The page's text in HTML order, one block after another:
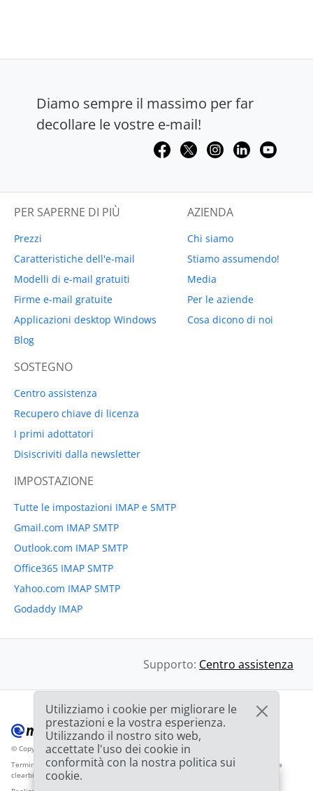
Diamo sempre il massimo per far
decollare le vostre e-mail!
PER SAPERNE DI PIÙ
Prezzi
Caratteristiche dell'e-mail
Modelli di e-mail gratuiti
Firme e-mail gratuite
Applicazioni desktop Windows
Blog
AZIENDA
Chi siamo
Stiamo assumendo!
Media
Per le aziende
Cosa dicono di noi
SOSTEGNO
Centro assistenza
Recupero chiave di licenza
I primi adottatori
Disiscriviti dalla newsletter
IMPOSTAZIONE
Tutte le impostazioni IMAP e SMTP
Gmail.com IMAP SMTP
Outlook.com IMAP SMTP
Office365 IMAP SMTP
Yahoo.com IMAP SMTP
Godaddy IMAP
Supporto: Centro assistenza
© Copyright 2012-2026 Mailbird™Tutti i diritti riservati.
Termini di servizio Informativa sulla privacy Mappa del sito Logo del fornitore da
clearbit.com
Utilizziamo i cookie per migliorare le
prestazioni e la vostra esperienza.
Utilizzando il nostro sito web,
accettate l'uso dei cookie in
conformità con la nostra politica sui
cookie.
🎉OFFERTA: Sconto del